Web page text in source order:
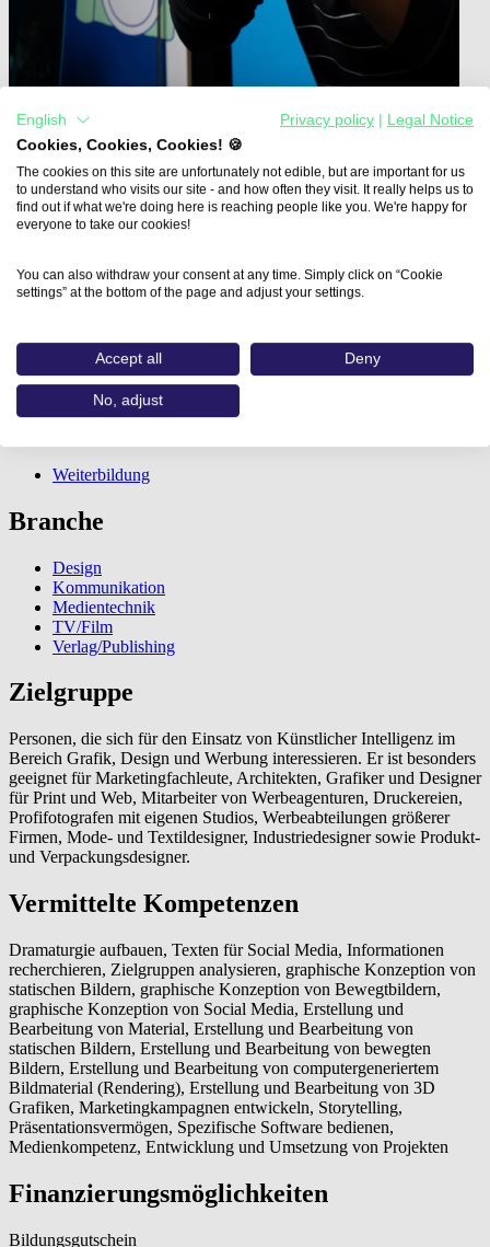
Home
Aus- und Weiterbildungen
Grafikdesigner:in - Professioneller Workflow…
Grafikdesigner:in -
Professioneller Workflow
IFP Gesellschaft für Fortbildung und
Personalentwicklung mbH
Bildungsweg
Weiterbildung
Branche
Design
Kommunikation
Medientechnik
TV/Film
Verlag/Publishing
Zielgruppe
Personen, die sich für den Einsatz von Künstlicher Intelligenz im
Bereich Grafik, Design und Werbung interessieren. Er ist besonders
geeignet für Marketingfachleute, Architekten, Grafiker und Designer
für Print und Web, Mitarbeiter von Werbeagenturen, Druckereien,
Profifotografen mit eigenen Studios, Werbeabteilungen größerer
Firmen, Mode- und Textildesigner, Industriedesigner sowie Produkt-
und Verpackungsdesigner.
Vermittelte Kompetenzen
Dramaturgie aufbauen, Texten für Social Media, Informationen
recherchieren, Zielgruppen analysieren, graphische Konzeption von
statischen Bildern, graphische Konzeption von Bewegtbildern,
graphische Konzeption von Social Media, Erstellung und
Bearbeitung von Material, Erstellung und Bearbeitung von
statischen Bildern, Erstellung und Bearbeitung von bewegten
Bildern, Erstellung und Bearbeitung von computergeneriertem
Bildmaterial (Rendering), Erstellung und Bearbeitung von 3D
Grafiken, Marketingkampagnen entwickeln, Storytelling,
Präsentationsvermögen, Spezifische Software bedienen,
Medienkompetenz, Entwicklung und Umsetzung von Projekten
Finanzierungsmöglichkeiten
Bildungsgutschein
English Privacy policy
Legal Notice
Cookies, Cookies, Cookies! 🍪
The cookies on this site are unfortunately not edible, but are important for us
to understand who visits our site - and how often they visit. It really helps us to
find out if what we're doing here is reaching people like you. We're happy for
everyone to take our cookies!
You can also withdraw your consent at any time. Simply click on “Cookie
settings” at the bottom of the page and adjust your settings.
Accept all Deny
No, adjust